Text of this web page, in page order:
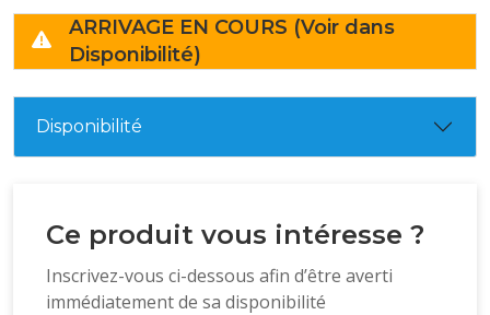
ARRIVAGE EN COURS (Voir dans
Disponibilité)
Disponibilité
Ce produit vous intéresse ?
Inscrivez-vous ci-dessous afin d’être averti
immédiatement de sa disponibilité